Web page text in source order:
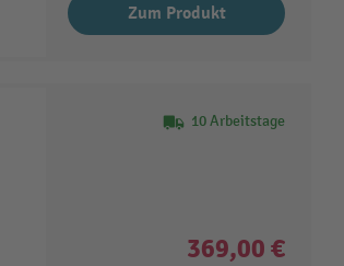
Zum Produkt
10 Arbeitstage
369,00 €